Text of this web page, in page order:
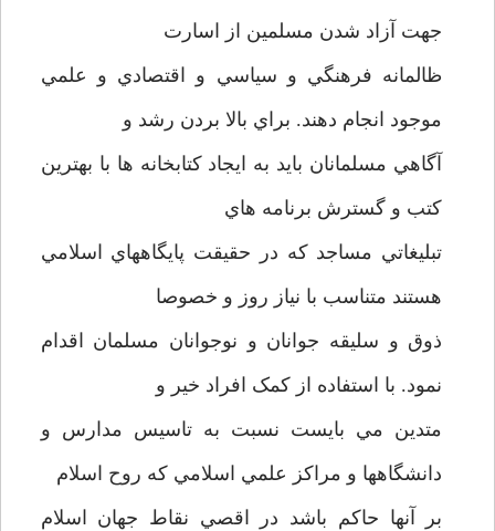
جهت آزاد شدن مسلمين از اسارت
ظالمانه فرهنگي و سياسي و اقتصادي و علمي
موجود انجام دهند. براي بالا بردن رشد و
آگاهي مسلمانان بايد به ايجاد کتابخانه ها با بهترين
کتب و گسترش برنامه هاي
تبليغاتي مساجد که در حقيقت پايگاههاي اسلامي
هستند متناسب با نياز روز و خصوصا
ذوق و سليقه جوانان و نوجوانان مسلمان اقدام
نمود. با استفاده از کمک افراد خير و
متدين مي بايست نسبت به تاسيس مدارس و
دانشگاهها و مراکز علمي اسلامي که روح اسلام
بر آنها حاکم باشد در اقصي نقاط جهان اسلام